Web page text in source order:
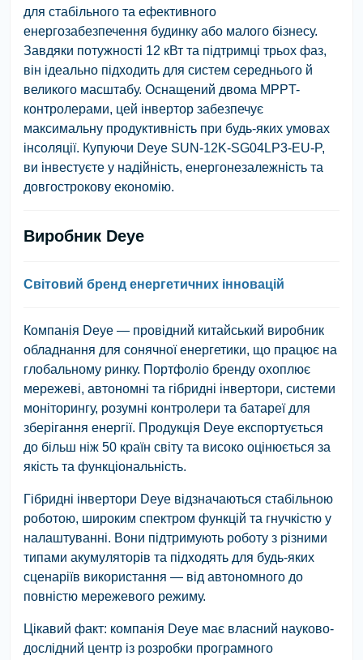
для стабільного та ефективного
енергозабезпечення будинку або малого бізнесу.
Завдяки потужності 12 кВт та підтримці трьох фаз,
він ідеально підходить для систем середнього й
великого масштабу. Оснащений двома MPPT-
контролерами, цей інвертор забезпечує
максимальну продуктивність при будь-яких умовах
інсоляції. Купуючи Deye SUN-12K-SG04LP3-EU-P,
ви інвестуєте у надійність, енергонезалежність та
довгострокову економію.
Виробник Deye
Світовий бренд енергетичних інновацій
Компанія Deye — провідний китайський виробник
обладнання для сонячної енергетики, що працює на
глобальному ринку. Портфоліо бренду охоплює
мережеві, автономні та гібридні інвертори, системи
моніторингу, розумні контролери та батареї для
зберігання енергії. Продукція Deye експортується
до більш ніж 50 країн світу та високо оцінюється за
якість та функціональність.
Гібридні інвертори Deye відзначаються стабільною
роботою, широким спектром функцій та гнучкістю у
налаштуванні. Вони підтримують роботу з різними
типами акумуляторів та підходять для будь-яких
сценаріїв використання — від автономного до
повністю мережевого режиму.
Цікавий факт: компанія Deye має власний науково-
дослідний центр із розробки програмного